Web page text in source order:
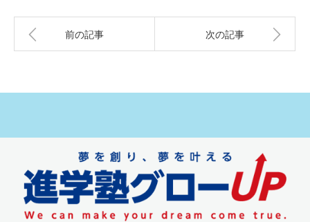
前の記事 次の記事